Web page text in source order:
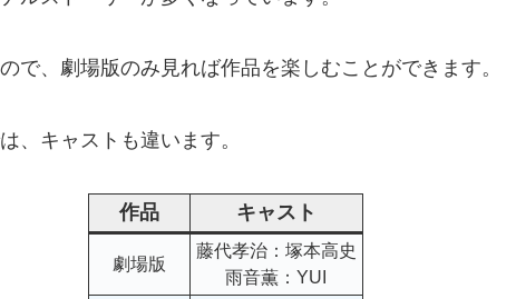
で、劇場版のみ見れば作品を楽しむことができます。
、キャストも違います。
作品 キャスト
劇場版
藤代孝治：塚本高史
雨音薫：YUI